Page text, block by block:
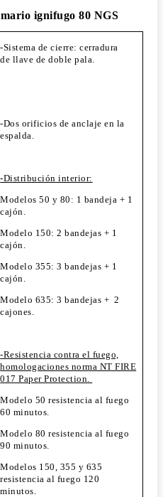
ignifugo 80 NGS
-Sistema de cierre: cerradura
de llave de doble pala.
-Dos orificios de anclaje en la
espalda.
-Distribución interior:
Modelos 50 y 80: 1 bandeja + 1
cajón.
Modelo 150: 2 bandejas + 1
cajón.
Modelo 355: 3 bandejas + 1
cajón.
Modelo 635: 3 bandejas + 2
cajones.
-Resistencia contra el fuego,
homologaciones norma NT FIRE
017 Paper Protection.
Modelo 50 resistencia al fuego
60 minutos.
Modelo 80 resistencia al fuego
90 minutos.
Modelos 150, 355 y 635
resistencia al fuego 120
minutos.